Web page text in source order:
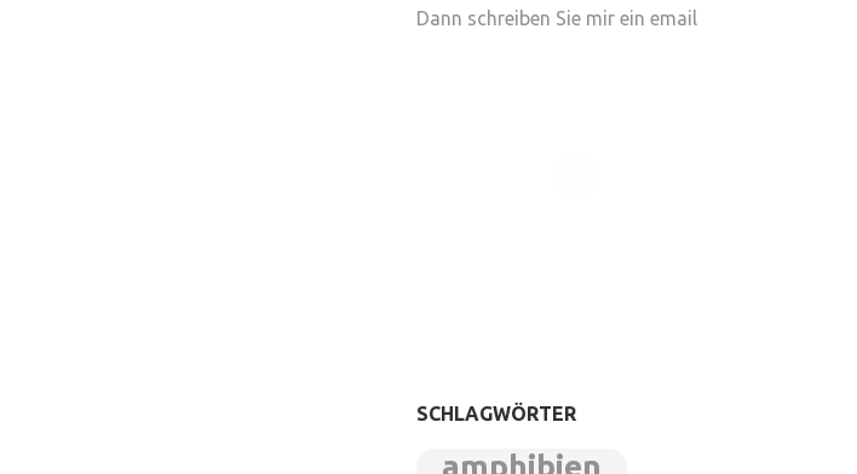
Dann schreiben Sie mir ein email
SCHLAGWÖRTER
amphibien